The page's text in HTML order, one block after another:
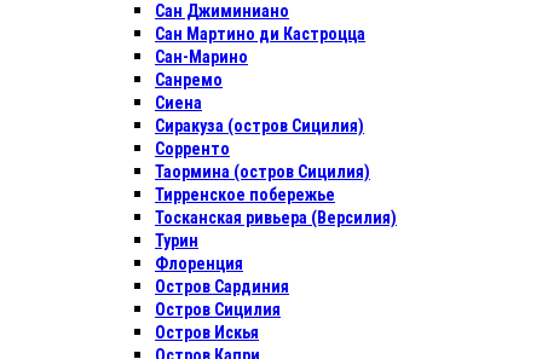
Сан Джиминиано
Сан Мартино ди Кастроцца
Сан-Марино
Санремо
Сиена
Сиракуза (остров Сицилия)
Сорренто
Таормина (остров Сицилия)
Тирренское побережье
Тосканская ривьера (Версилия)
Турин
Флоренция
Остров Сардиния
Остров Сицилия
Остров Искья